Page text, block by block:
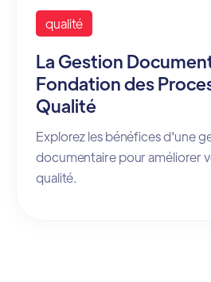
qualité
La Gestion
Fondation des
Qualité
Explorez les bénéfices d'une
documentaire pour améliorer
qualité.